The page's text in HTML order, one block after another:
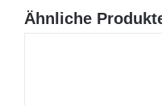
Ähnliche